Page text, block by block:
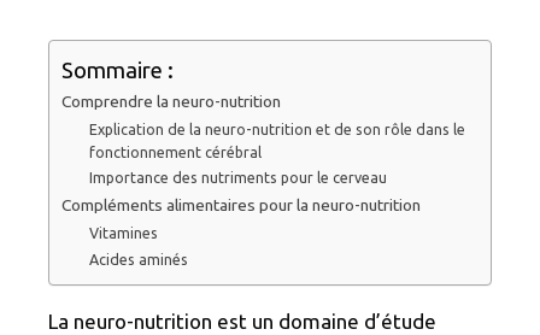
Sommaire :
Comprendre la neuro-nutrition
Explication de la neuro-nutrition et de son rôle dans le
fonctionnement cérébral
Importance des nutriments pour le cerveau
Compléments alimentaires pour la neuro-nutrition
Vitamines
Acides aminés
La neuro-nutrition est un domaine d’étude